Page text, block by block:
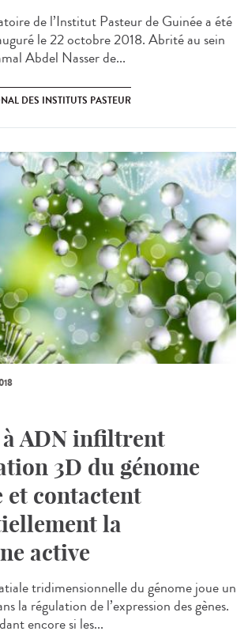
de l’Institut Pasteur de Guinée a été
le 22 octobre 2018. Abrité au sein
Abdel Nasser de...
DES INSTITUTS PASTEUR
ADN infiltrent
3D du génome
contactent
la
active
tridimensionnelle du génome joue un
la régulation de l’expression des gènes.
encore si les...